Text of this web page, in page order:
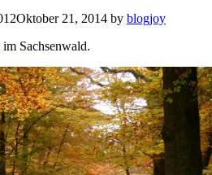
Oktober 21, 2014 by blogjoy
Sachsenwald.